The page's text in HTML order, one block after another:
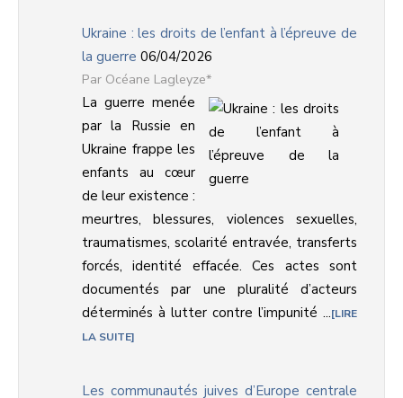
Ukraine : les droits de l’enfant à l’épreuve de
la guerre 06/04/2026
Océane Lagleyze*
La guerre menée
par la Russie en
Ukraine frappe les
enfants au cœur
de leur existence :
meurtres, blessures, violences sexuelles,
traumatismes, scolarité entravée, transferts
forcés, identité effacée. Ces actes sont
documentés par une pluralité d’acteurs
déterminés à lutter contre l’impunité ... LIRE
LA SUITE
Les communautés juives d’Europe centrale